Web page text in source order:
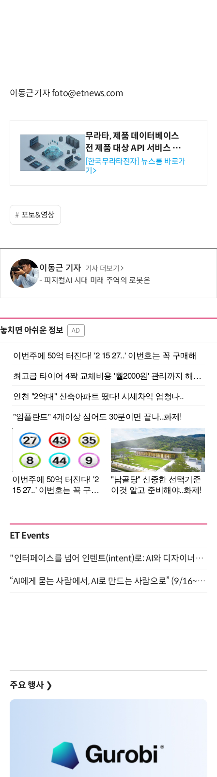
이동근기자 foto@etnews.com
무라타, 제품 데이터베이스
전 제품 대상 API 서비스 제
공…73개 제품 카테고리로
확대
[한국무라타전자] 뉴스룸 바로가
기>
포토&영상
이동근 기자 기사 더보기
피지컬AI 시대 미래 주역의 로봇은
놓치면 아쉬운 정보 AD
ET Events
"인터페이스를 넘어 인텐트(intent)로: AI와 디자이너가 함께 만드는 공존의 UX" 강남역 (9/2)
“AI에게 묻는 사람에서, AI로 만드는 사람으로” (9/16~17)
주요 행사 ❯